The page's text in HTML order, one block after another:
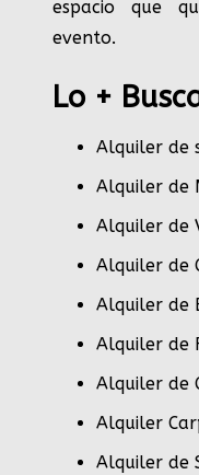
espacio que
evento.
Lo +
Alquiler de
Alquiler de
Alquiler de
Alquiler de
Alquiler de
Alquiler de
Alquiler de
Alquiler
Alquiler de